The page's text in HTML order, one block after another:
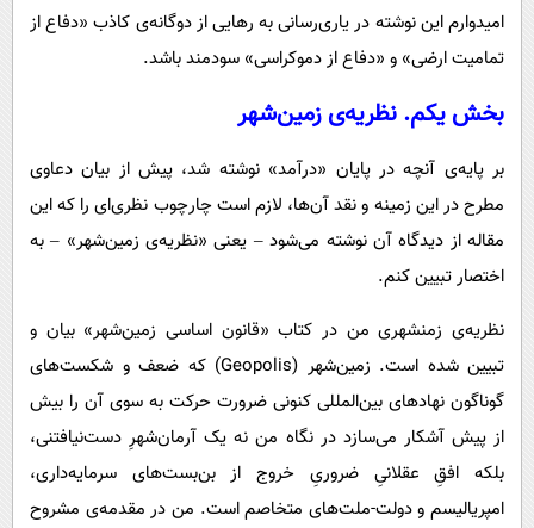
امیدوارم این نوشته در یاری‌رسانی به رهایی از دوگانه‌ی کاذب «دفاع از
تمامیت ارضی» و «دفاع از دموکراسی» سودمند باشد.
بخش یکم. نظریه‌ی زمین‌شهر
بر پایه‌ی آنچه در پایان «درآمد» نوشته شد، پیش از بیان دعاوی
مطرح در این زمینه و نقد آن‌ها، لازم است چارچوب نظری‌ای را که این
مقاله از دیدگاه آن نوشته می‌شود – یعنی «نظریه‌ی زمین‌شهر» – به
اختصار تبیین کنم.
نظریه‌ی زمنشهری من در کتاب «قانون اساسی زمین‌شهر» بیان و
تبیین شده است. زمین‌شهر (Geopolis) که ضعف و شکست‌های
گوناگون نهادهای بین‌المللی کنونی ضرورت حرکت به سوی آن را بیش
از پیش آشکار می‌سازد ‌در نگاه من نه یک آرمان‌شهرِ دست‌نیافتنی،
بلکه افقِ عقلانیِ ضروریِ خروج از بن‌بست‌های سرمایه‌داری،
امپریالیسم و دولت-ملت‌های متخاصم است. من در مقدمه‌ی مشروح